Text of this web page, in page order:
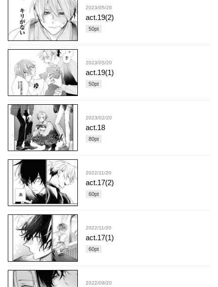
2023/05/20
act.19(2)
50pt
2023/05/20
act.19(1)
50pt
2023/02/20
act.18
80pt
2022/11/20
act.17(2)
60pt
2022/11/20
act.17(1)
60pt
2022/09/20